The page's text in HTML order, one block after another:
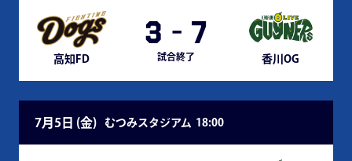
高知FD
3 - 7
試合終了 香川OG
7月5日 (金) むつみスタジアム 18:00